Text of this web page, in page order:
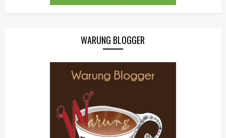
WARUNG BLOGGER